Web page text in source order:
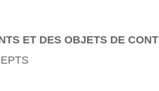
ET DES OBJETS DE